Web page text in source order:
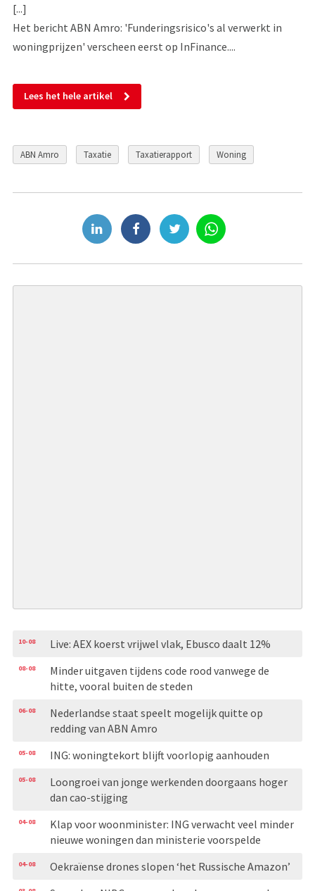
[...]
Het bericht ABN Amro: 'Funderingsrisico's al verwerkt in
woningprijzen' verscheen eerst op InFinance....
Lees het hele artikel
ABN Amro Taxatie Taxatierapport Woning
10-08 Live: AEX koerst vrijwel vlak, Ebusco daalt 12%
08-08
Minder uitgaven tijdens code rood vanwege de
hitte, vooral buiten de steden
06-08
Nederlandse staat speelt mogelijk quitte op
redding van ABN Amro
05-08 ING: woningtekort blijft voorlopig aanhouden
05-08
Loongroei van jonge werkenden doorgaans hoger
dan cao-stijging
04-08
Klap voor woonminister: ING verwacht veel minder
nieuwe woningen dan ministerie voorspelde
04-08 Oekraïense drones slopen ‘het Russische Amazon’